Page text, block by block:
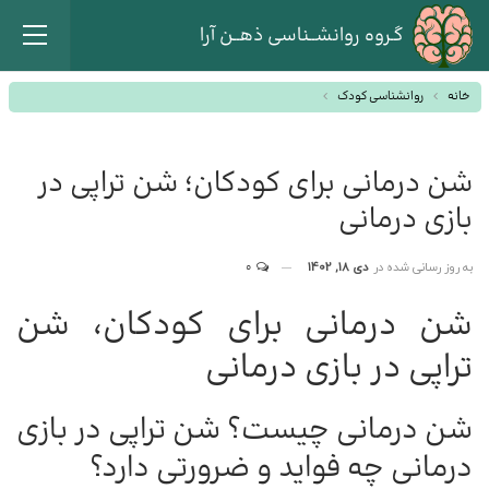
گـروه روانشــناسی ذهــن آرا
خانه روانشناسی کودک
شن درمانی برای کودکان؛ شن تراپی در
بازی درمانی
به روز رسانی شده در دی 18, 1402
شن درمانی برای کودکان، شن
تراپی در بازی درمانی
شن درمانی چیست؟ شن تراپی در بازی
درمانی چه فواید و ضرورتی دارد؟